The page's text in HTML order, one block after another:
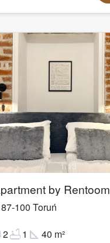
1 /13
by Rentoom
87-100 Toruń
2bathtub1 square_foot 40 m²